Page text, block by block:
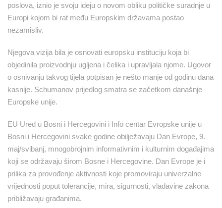
poslova, iznio je svoju ideju o novom obliku političke suradnje u
Europi kojom bi rat među Europskim državama postao
nezamisliv.
Njegova vizija bila je osnovati europsku instituciju koja bi
objedinila proizvodnju ugljena i čelika i upravljala njome. Ugovor
o osnivanju takvog tijela potpisan je nešto manje od godinu dana
kasnije. Schumanov prijedlog smatra se začetkom današnje
Europske unije.
EU Ured u Bosni i Hercegovini i Info centar Evropske unije u
Bosni i Hercegovini svake godine obilježavaju Dan Evrope, 9.
maj/svibanj, mnogobrojnim informativnim i kulturnim događajima
koji se održavaju širom Bosne i Hercegovine. Dan Evrope je i
prilika za provođenje aktivnosti koje promoviraju univerzalne
vrijednosti poput tolerancije, mira, sigurnosti, vladavine zakona
približavaju građanima.